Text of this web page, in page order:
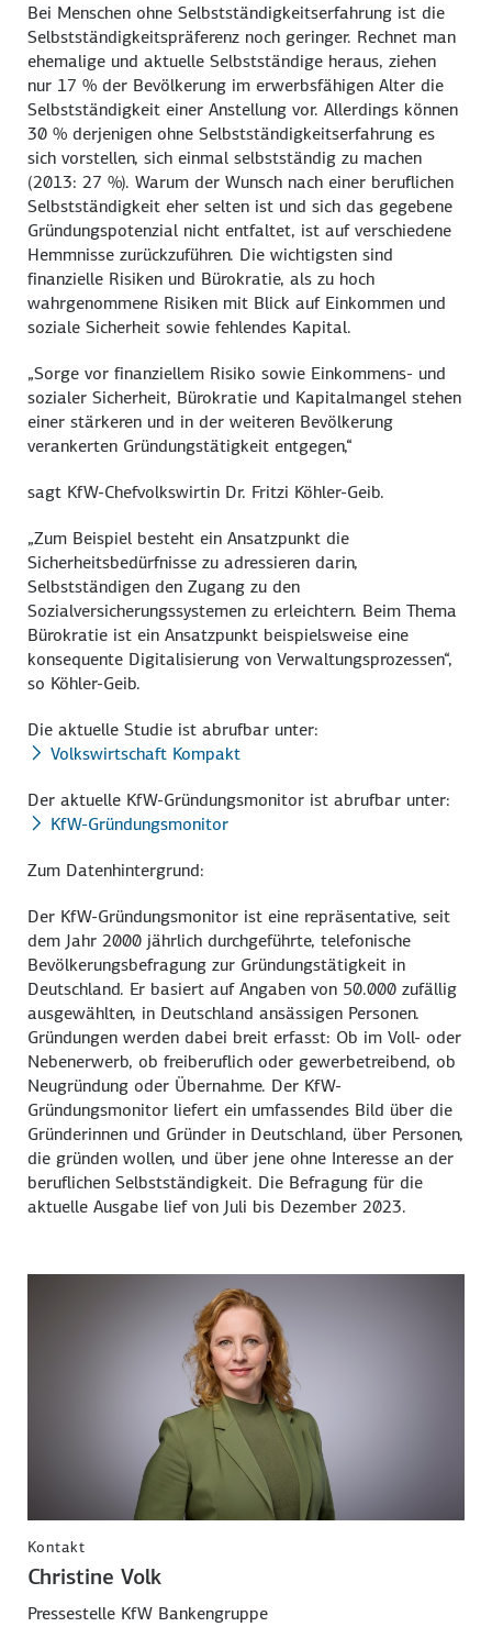
Bei Menschen ohne Selbstständigkeitserfahrung ist die
Selbstständigkeitspräferenz noch geringer. Rechnet man
ehemalige und aktuelle Selbstständige heraus, ziehen
nur 17 % der Bevölkerung im erwerbsfähigen Alter die
Selbstständigkeit einer Anstellung vor. Allerdings können
30 % derjenigen ohne Selbstständigkeitserfahrung es
sich vorstellen, sich einmal selbstständig zu machen
(2013: 27 %). Warum der Wunsch nach einer beruflichen
Selbstständigkeit eher selten ist und sich das gegebene
Gründungspotenzial nicht entfaltet, ist auf verschiedene
Hemmnisse zurückzuführen. Die wichtigsten sind
finanzielle Risiken und Bürokratie, als zu hoch
wahrgenommene Risiken mit Blick auf Einkommen und
soziale Sicherheit sowie fehlendes Kapital.
„Sorge vor finanziellem Risiko sowie Einkommens- und
sozialer Sicherheit, Bürokratie und Kapitalmangel stehen
einer stärkeren und in der weiteren Bevölkerung
verankerten Gründungstätigkeit entgegen,“
sagt KfW-Chefvolkswirtin Dr. Fritzi Köhler-Geib.
„Zum Beispiel besteht ein Ansatzpunkt die
Sicherheitsbedürfnisse zu adressieren darin,
Selbstständigen den Zugang zu den
Sozialversicherungssystemen zu erleichtern. Beim Thema
Bürokratie ist ein Ansatzpunkt beispielsweise eine
konsequente Digitalisierung von Verwaltungsprozessen“,
so Köhler-Geib.
Die aktuelle Studie ist abrufbar unter:­
Volkswirtschaft Kompakt
Der aktuelle KfW-Gründungsmonitor ist abrufbar unter:­
KfW-Gründungsmonitor
Zum Datenhintergrund:
Der KfW-Gründungsmonitor ist eine repräsentative, seit
dem Jahr 2000 jährlich durchgeführte, telefonische
Bevölkerungsbefragung zur Gründungstätigkeit in
Deutschland. Er basiert auf Angaben von 50.000 zufällig
ausgewählten, in Deutschland ansässigen Personen.
Gründungen werden dabei breit erfasst: Ob im Voll- oder
Nebenerwerb, ob freiberuflich oder gewerbetreibend, ob
Neugründung oder Übernahme. Der KfW-
Gründungsmonitor liefert ein umfassendes Bild über die
Gründerinnen und Gründer in Deutschland, über Personen,
die gründen wollen, und über jene ohne Interesse an der
beruflichen Selbstständigkeit. Die Befragung für die
aktuelle Ausgabe lief von Juli bis Dezember 2023.
Kontakt
Christine Volk
Pressestelle KfW Bankengruppe